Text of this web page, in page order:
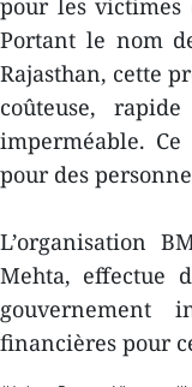
Portant le nom
Rajasthan, cette
coûteuse,
imperméable.
pour des
L’organisation
Mehta, effectue
gouvernement
financières pour